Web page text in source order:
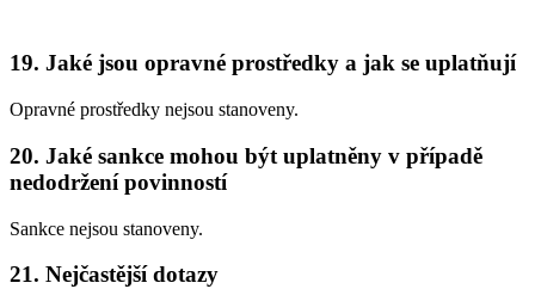
19. Jaké jsou opravné prostředky a jak se uplatňují
Opravné prostředky nejsou stanoveny.
20. Jaké sankce mohou být uplatněny v případě
nedodržení povinností
Sankce nejsou stanoveny.
21. Nejčastější dotazy